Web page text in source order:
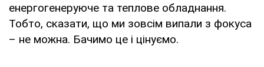
енергогенеруюче та теплове обладнання.
Тобто, сказати, що ми зовсім випали з фокуса
– не можна. Бачимо це і цінуємо.